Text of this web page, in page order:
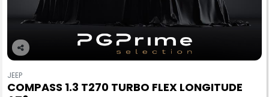
Co
pa
rtil
JEEP
COMPASS 1.3 T270 TURBO FLEX LONGITUDE